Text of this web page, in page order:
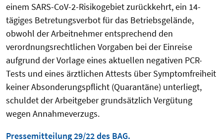
einem SARS-CoV-2-Risikogebiet zurückkehrt, ein 14-
tägiges Betretungsverbot für das Betriebsgelände,
obwohl der Arbeitnehmer entsprechend den
verordnungsrechtlichen Vorgaben bei der Einreise
aufgrund der Vorlage eines aktuellen negativen PCR-
Tests und eines ärztlichen Attests über Symptomfreiheit
keiner Absonderungspflicht (Quarantäne) unterliegt,
schuldet der Arbeitgeber grundsätzlich Vergütung
wegen Annahmeverzugs.
Pressemitteilung 29/22 des BAG.